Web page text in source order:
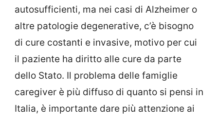
autosufficienti, ma nei casi di Alzheimer o
altre patologie degenerative, c’è bisogno
di cure costanti e invasive, motivo per cui
il paziente ha diritto alle cure da parte
dello Stato. Il problema delle famiglie
caregiver è più diffuso di quanto si pensi in
Italia, è importante dare più attenzione ai